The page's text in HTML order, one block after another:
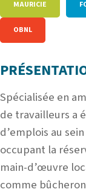
MAURICIE
OBNL
Spécialisée en
de travailleurs a
d’emplois au
occupant la
main-d’œuvre
comme